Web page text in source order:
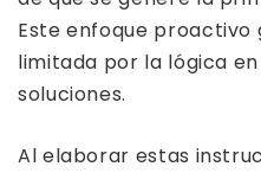
Este enfoque proactivo
limitada por la lógica
soluciones.
Al elaborar estas